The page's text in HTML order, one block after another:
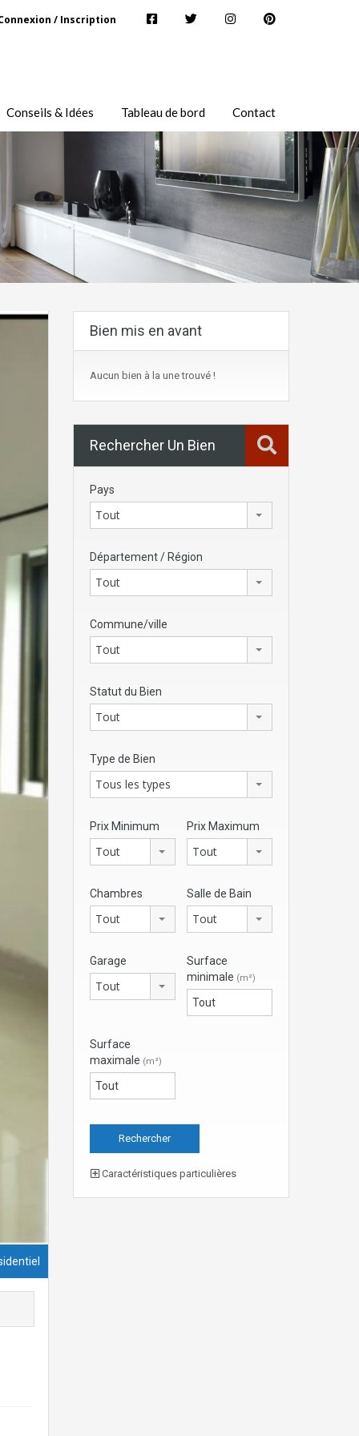
/ Inscription
Conseils & Idées Tableau de bord Contact
Bien mis en avant
Aucun bien à la une trouvé !
Rechercher Un Bien
Pays
Tout
Département / Région
Tout
Commune/ville
Tout
Statut du Bien
Tout
Type de Bien
Tous les types
Prix Minimum
Tout
Prix Maximum
Tout
Chambres
Tout
Salle de Bain
Tout
Garage
Tout
Surface
minimale (m²)
Surface
maximale (m²)
Caractéristiques particulières